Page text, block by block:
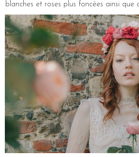
blanches et roses plus foncées ainsi que